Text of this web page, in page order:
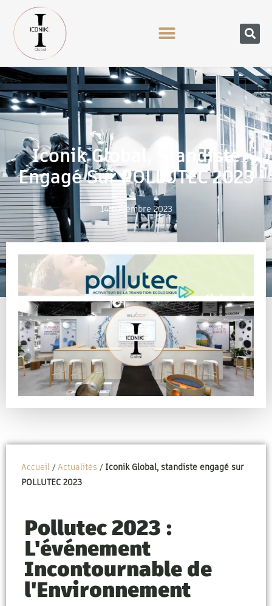
Iconik Global, Standiste
Engagé Sur POLLUTEC 2023
14 novembre 2023
Accueil /Actualités / Iconik Global, standiste engagé sur
POLLUTEC 2023
Pollutec 2023 :
L'événement
Incontournable de
l'Environnement​